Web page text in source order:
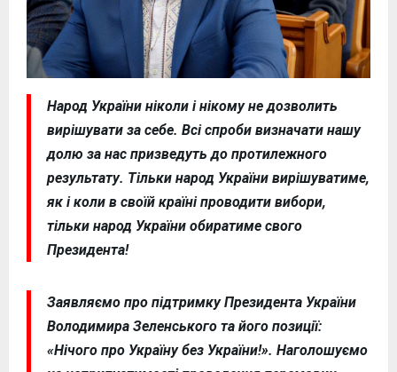
Народ України ніколи і нікому не дозволить
вирішувати за себе. Всі спроби визначати нашу
долю за нас призведуть до протилежного
результату. Тільки народ України вирішуватиме,
як і коли в своїй країні проводити вибори,
тільки народ України обиратиме свого
Президента!
Заявляємо про підтримку Президента України
Володимира Зеленського та його позиції:
«Нічого про Україну без України!». Наголошуємо